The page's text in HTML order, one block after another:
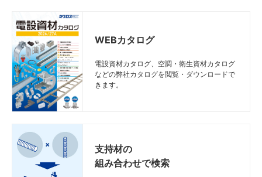
WEBカタログ
電設資材カタログ、空調・衛生資材カタログ
などの弊社カタログを閲覧・ダウンロードで
きます。
支持材の
組み合わせで検索